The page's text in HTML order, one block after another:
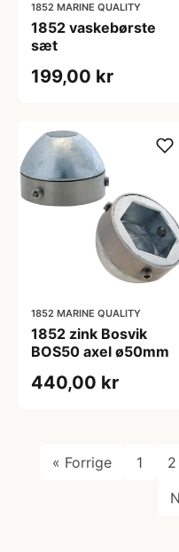
1852 MARINE QUALITY
1852 vaskebørste
sæt
199,00 kr
1852 MARINE QUALITY
1852 zink Bosvik
BOS50 axel ø50mm
440,00 kr
« Forrige 1 2